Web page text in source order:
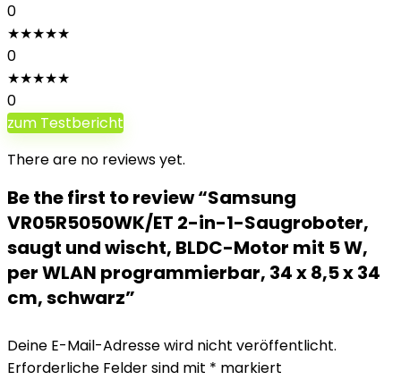
0
★★★★★
0
★★★★★
0
zum Testbericht
There are no reviews yet.
Be the first to review “Samsung
VR05R5050WK/ET 2-in-1-Saugroboter,
saugt und wischt, BLDC-Motor mit 5 W,
per WLAN programmierbar, 34 x 8,5 x 34
cm, schwarz”
Deine E-Mail-Adresse wird nicht veröffentlicht.
Erforderliche Felder sind mit * markiert